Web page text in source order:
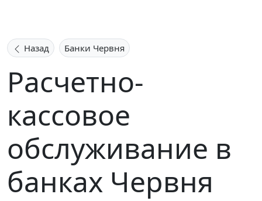
Назад Банки Червня
Расчетно-
кассовое
обслуживание в
банках Червня